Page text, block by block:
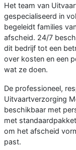
Het team van
gespecialiseerd in
begeleidt families
afscheid. 24/7
dit bedrijf tot een
over kosten en een
wat ze doen.
De professioneel,
Uitvaartverzorging
beschikbaar met
met
om het afscheid
past.